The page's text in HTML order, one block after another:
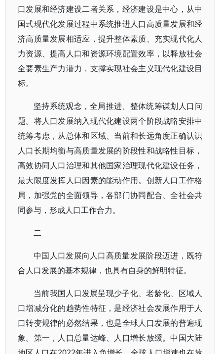
口发展和经济建设二者关系，经济建设是中心，从中
国式现代化发展过程中系统推进人口高质量发展和经
济高质量发展相适应，提升整体素质、充实现代化人
力资源、提高人口和资源环境配置效率，以释放社会
全要素生产力潜力，支撑实现社会主义现代化建设目
标。
坚持系统观念，全局推进、整体统筹谋划人口问
题。将人口发展纳入现代化建设两个阶段战略安排中
统筹考虑，从总体和区域、当前和长远角度正确认识
人口长期均衡与高质量发展的阶段性和战略性目标，
高效协同人口治理和其他国家治理现代化建设任务，
最大限度发挥人口因素的能动作用。创新人口工作格
局，加强党的全面领导，各部门协同配合、全社会共
同参与，形成人口工作合力。
二
中国人口发展向人口高质量发展阶段迈进，既符
合人口发展的基本规律，也具有自身的鲜明特征。
当前我国人口发展呈现少子化、老龄化、区域人
口增减分化的趋势性特征，是经济社会发展作用于人
口转变规律的必然结果，也是全球人口发展的普遍现
象。第一，人口总量达峰、人口增长放缓。中国大陆